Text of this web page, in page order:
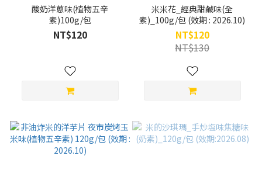
酸奶洋蔥味(植物五辛
素)100g/包
NT$120
米米花_經典甜鹹味(全
素)_100g/包 (效期 : 2026.10)
NT$120
NT$130